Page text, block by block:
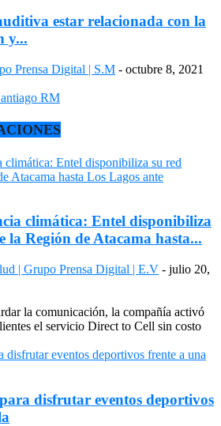
estar relacionada con la
y...
Prensa Digital | S.M - octubre 8, 2021
climática: Entel disponibiliza
la Región de Atacama hasta...
| Grupo Prensa Digital | E.V - julio 20,
la comunicación, la compañía activó
el servicio Direct to Cell sin costo
disfrutar eventos deportivos